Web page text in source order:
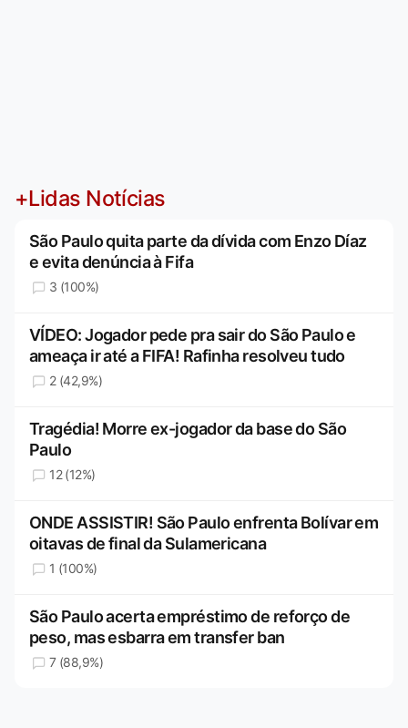
+Lidas Notícias
São Paulo quita parte da dívida com Enzo Díaz
e evita denúncia à Fifa
3 (100%)
VÍDEO: Jogador pede pra sair do São Paulo e
ameaça ir até a FIFA! Rafinha resolveu tudo
2 (42,9%)
Tragédia! Morre ex-jogador da base do São
Paulo
12 (12%)
ONDE ASSISTIR! São Paulo enfrenta Bolívar em
oitavas de final da Sulamericana
1 (100%)
São Paulo acerta empréstimo de reforço de
peso, mas esbarra em transfer ban
7 (88,9%)